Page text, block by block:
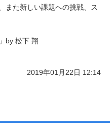
また新しい課題への挑戦、ス
by 松下 翔
2019年01月22日 12:14